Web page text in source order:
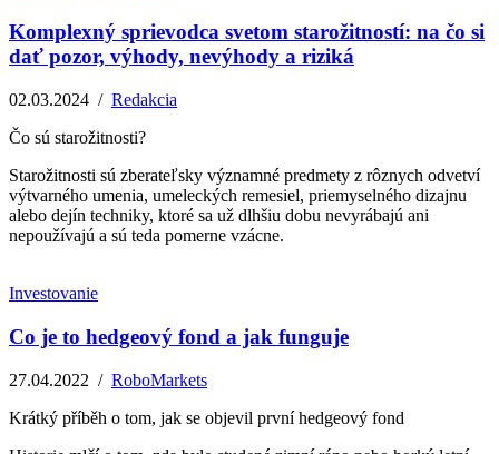
Komplexný sprievodca svetom starožitností: na čo si
dať pozor, výhody, nevýhody a riziká
02.03.2024 / Redakcia
Čo sú starožitnosti?
Starožitnosti sú zberateľsky významné predmety z rôznych odvetví
výtvarného umenia, umeleckých remesiel, priemyselného dizajnu
alebo dejín techniky, ktoré sa už dlhšiu dobu nevyrábajú ani
nepoužívajú a sú teda pomerne vzácne.
Investovanie
Co je to hedgeový fond a jak funguje
27.04.2022 / RoboMarkets
Krátký příběh o tom, jak se objevil první hedgeový fond